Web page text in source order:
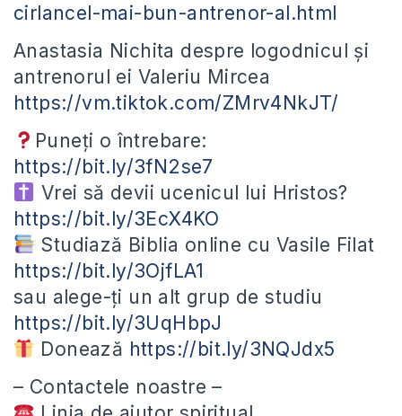
cirlancel-mai-bun-antrenor-al.html
Anastasia Nichita despre logodnicul și
antrenorul ei Valeriu Mircea
https://vm.tiktok.com/ZMrv4NkJT/
Puneți o întrebare:
https://bit.ly/3fN2se7
Vrei să devii ucenicul lui Hristos?
https://bit.ly/3EcX4KO
Studiază Biblia online cu Vasile Filat
https://bit.ly/3OjfLA1
sau alege-ți un alt grup de studiu
https://bit.ly/3UqHbpJ
Donează https://bit.ly/3NQJdx5
– Contactele noastre –